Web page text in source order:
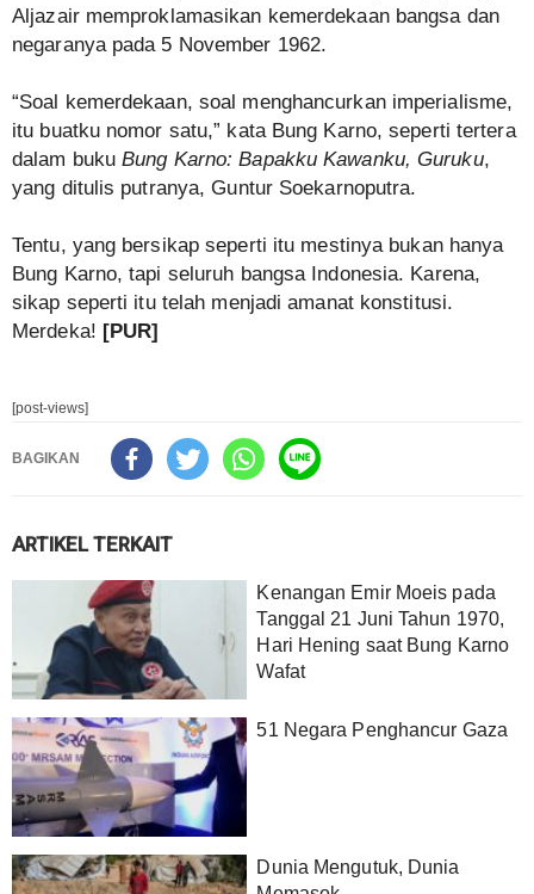
Aljazair memproklamasikan kemerdekaan bangsa dan
negaranya pada 5 November 1962.
“Soal kemerdekaan, soal menghancurkan imperialisme,
itu buatku nomor satu,” kata Bung Karno, seperti tertera
dalam bukuBung Karno: Bapakku Kawanku, Guruku,
yang ditulis putranya, Guntur Soekarnoputra.
Tentu, yang bersikap seperti itu mestinya bukan hanya
Bung Karno, tapi seluruh bangsa Indonesia. Karena,
sikap seperti itu telah menjadi amanat konstitusi.
Merdeka! [PUR]
[post-views]
BAGIKAN
ARTIKEL TERKAIT
Kenangan Emir Moeis pada
Tanggal 21 Juni Tahun 1970,
Hari Hening saat Bung Karno
Wafat
51 Negara Penghancur Gaza
Dunia Mengutuk, Dunia